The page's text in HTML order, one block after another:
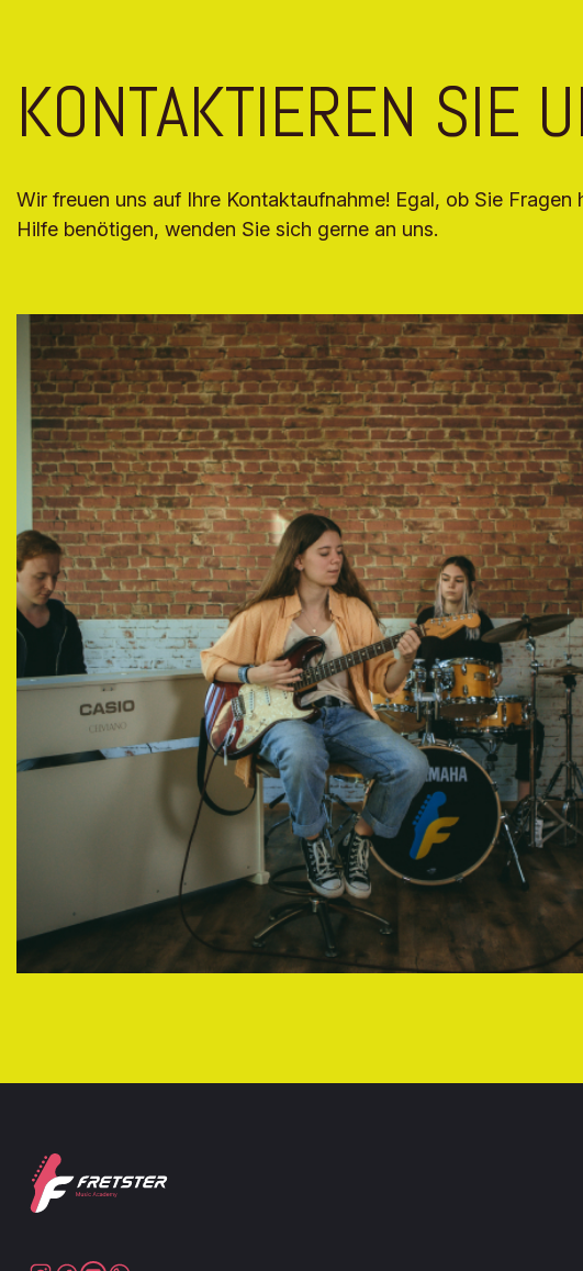
KONTAKTIEREN SIE
Wir freuen uns auf Ihre Kontaktaufnahme! Egal, ob Sie
Hilfe benötigen, wenden Sie sich gerne an uns.